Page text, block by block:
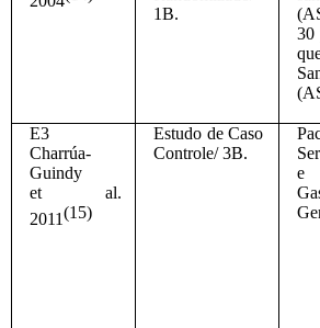
1B.
30
E3
Charrúa-
Guindy
et al.
2011(15)
Estudo de Caso
Controle/ 3B.
e